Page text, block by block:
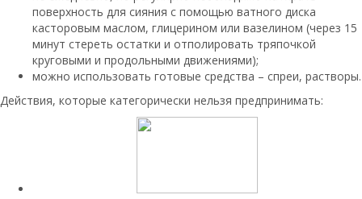
поверхность для сияния с помощью ватного диска
касторовым маслом, глицерином или вазелином (через 15
минут стереть остатки и отполировать тряпочкой
круговыми и продольными движениями);
можно использовать готовые средства – спреи, растворы.
Действия, которые категорически нельзя предпринимать: